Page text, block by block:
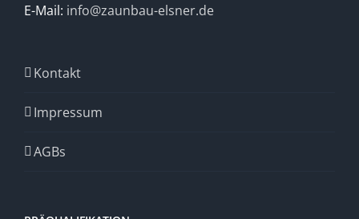
E-Mail: info@zaunbau-elsner.de
Kontakt
Impressum
AGBs